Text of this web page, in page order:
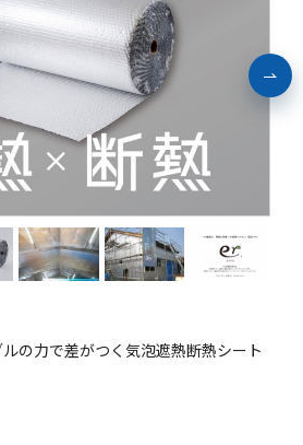
の力で差がつく気泡遮熱断熱シート